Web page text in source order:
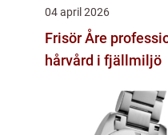
04 april 2026
Frisör Åre professionell
hårvård i fjällmiljö